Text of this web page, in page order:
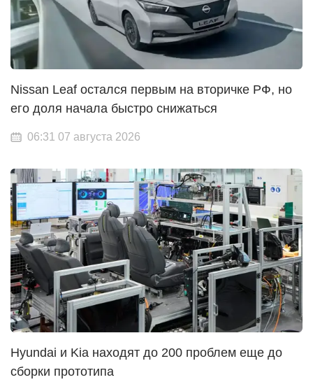
Nissan Leaf остался первым на вторичке РФ, но
его доля начала быстро снижаться
06:31 07 августа 2026
Hyundai и Kia находят до 200 проблем еще до
сборки прототипа